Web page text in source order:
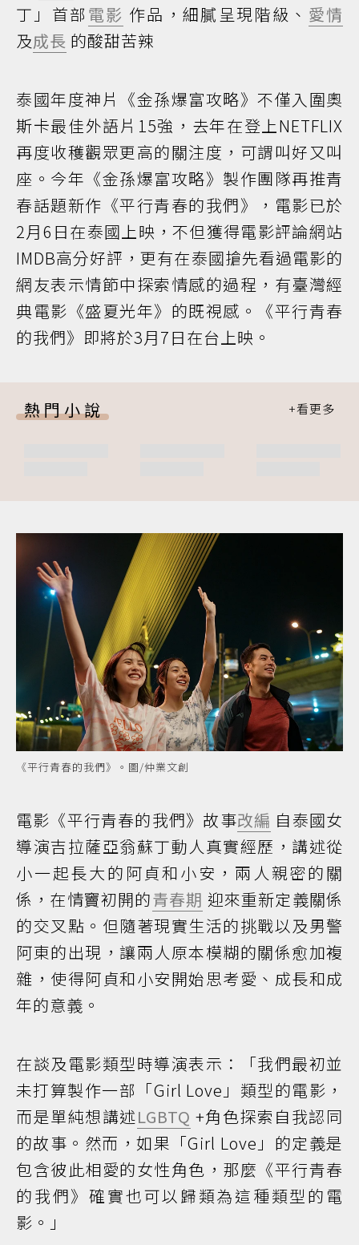
丁」首部 電影 作品，細膩呈現階級、 愛情
及成長 的酸甜苦辣
泰國年度神片《金孫爆富攻略》不僅入圍奧
斯卡最佳外語片15強，去年在登上NETFLIX
再度收穫觀眾更高的關注度，可謂叫好又叫
座。今年《金孫爆富攻略》製作團隊再推青
春話題新作《平行青春的我們》，電影已於
2月6日在泰國上映，不但獲得電影評論網站
IMDB高分好評，更有在泰國搶先看過電影的
網友表示情節中探索情感的過程，有臺灣經
典電影《盛夏光年》的既視感。《平行青春
的我們》即將於3月7日在台上映。
熱門小說
《平行青春的我們》。圖/仲業文創
電影《平行青春的我們》故事改編 自泰國女
導演吉拉薩亞翁蘇丁動人真實經歷，講述從
小一起長大的阿貞和小安，兩人親密的關
係，在情竇初開的青春期 迎來重新定義關係
的交叉點。但隨著現實生活的挑戰以及男警
阿東的出現，讓兩人原本模糊的關係愈加複
雜，使得阿貞和小安開始思考愛、成長和成
年的意義。
在談及電影類型時導演表示：「我們最初並
未打算製作一部「Girl Love」類型的電影，
而是單純想講述LGBTQ +角色探索自我認同
的故事。然而，如果「Girl Love」的定義是
包含彼此相愛的女性角色，那麼《平行青春
的我們》確實也可以歸類為這種類型的電
影。」